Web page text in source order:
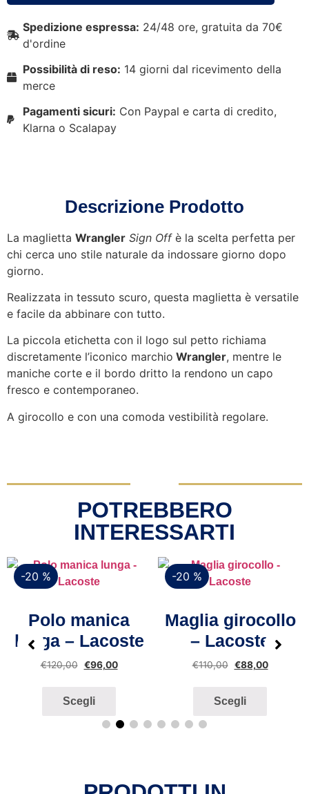
Spedizione espressa: 24/48 ore, gratuita da 70€
d'ordine
Possibilità di reso: 14 giorni dal ricevimento della
merce
Pagamenti sicuri: Con Paypal e carta di credito,
Klarna o Scalapay
Descrizione Prodotto
La maglietta Wrangler Sign Offè la scelta perfetta per
chi cerca uno stile naturale da indossare giorno dopo
giorno.
Realizzata in tessuto scuro, questa maglietta è versatile
e facile da abbinare con tutto.
La piccola etichetta con il logo sul petto richiama
discretamente l’iconico marchio Wrangler, mentre le
maniche corte e il bordo dritto la rendono un capo
fresco e contemporaneo.
A girocollo e con una comoda vestibilità regolare.
POTREBBERO
INTERESSARTI
-20 %
Polo manica
lunga – Lacoste
€120,00 €96,00
Scegli
-20 %
Maglia girocollo
– Lacoste
€110,00 €88,00
Scegli